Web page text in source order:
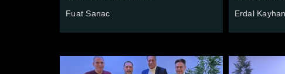
Fuat Sanac Erdal Kayhan